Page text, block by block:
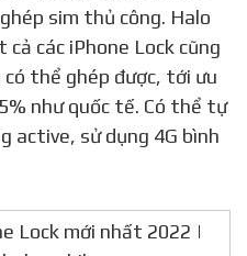
sim thủ công. Halo
các iPhone Lock cũng
thể ghép được, tới ưu
như quốc tế. Có thể tự
active, sử dụng 4G bình